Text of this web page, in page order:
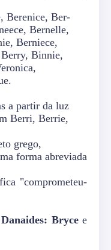
Berenice, Ber-
Bernelle,
Berniece,
Binnie,
a partir da luz
Berri, Berrie,
grego,
forma abreviada
"comprometeu-
Danaides: Brycee